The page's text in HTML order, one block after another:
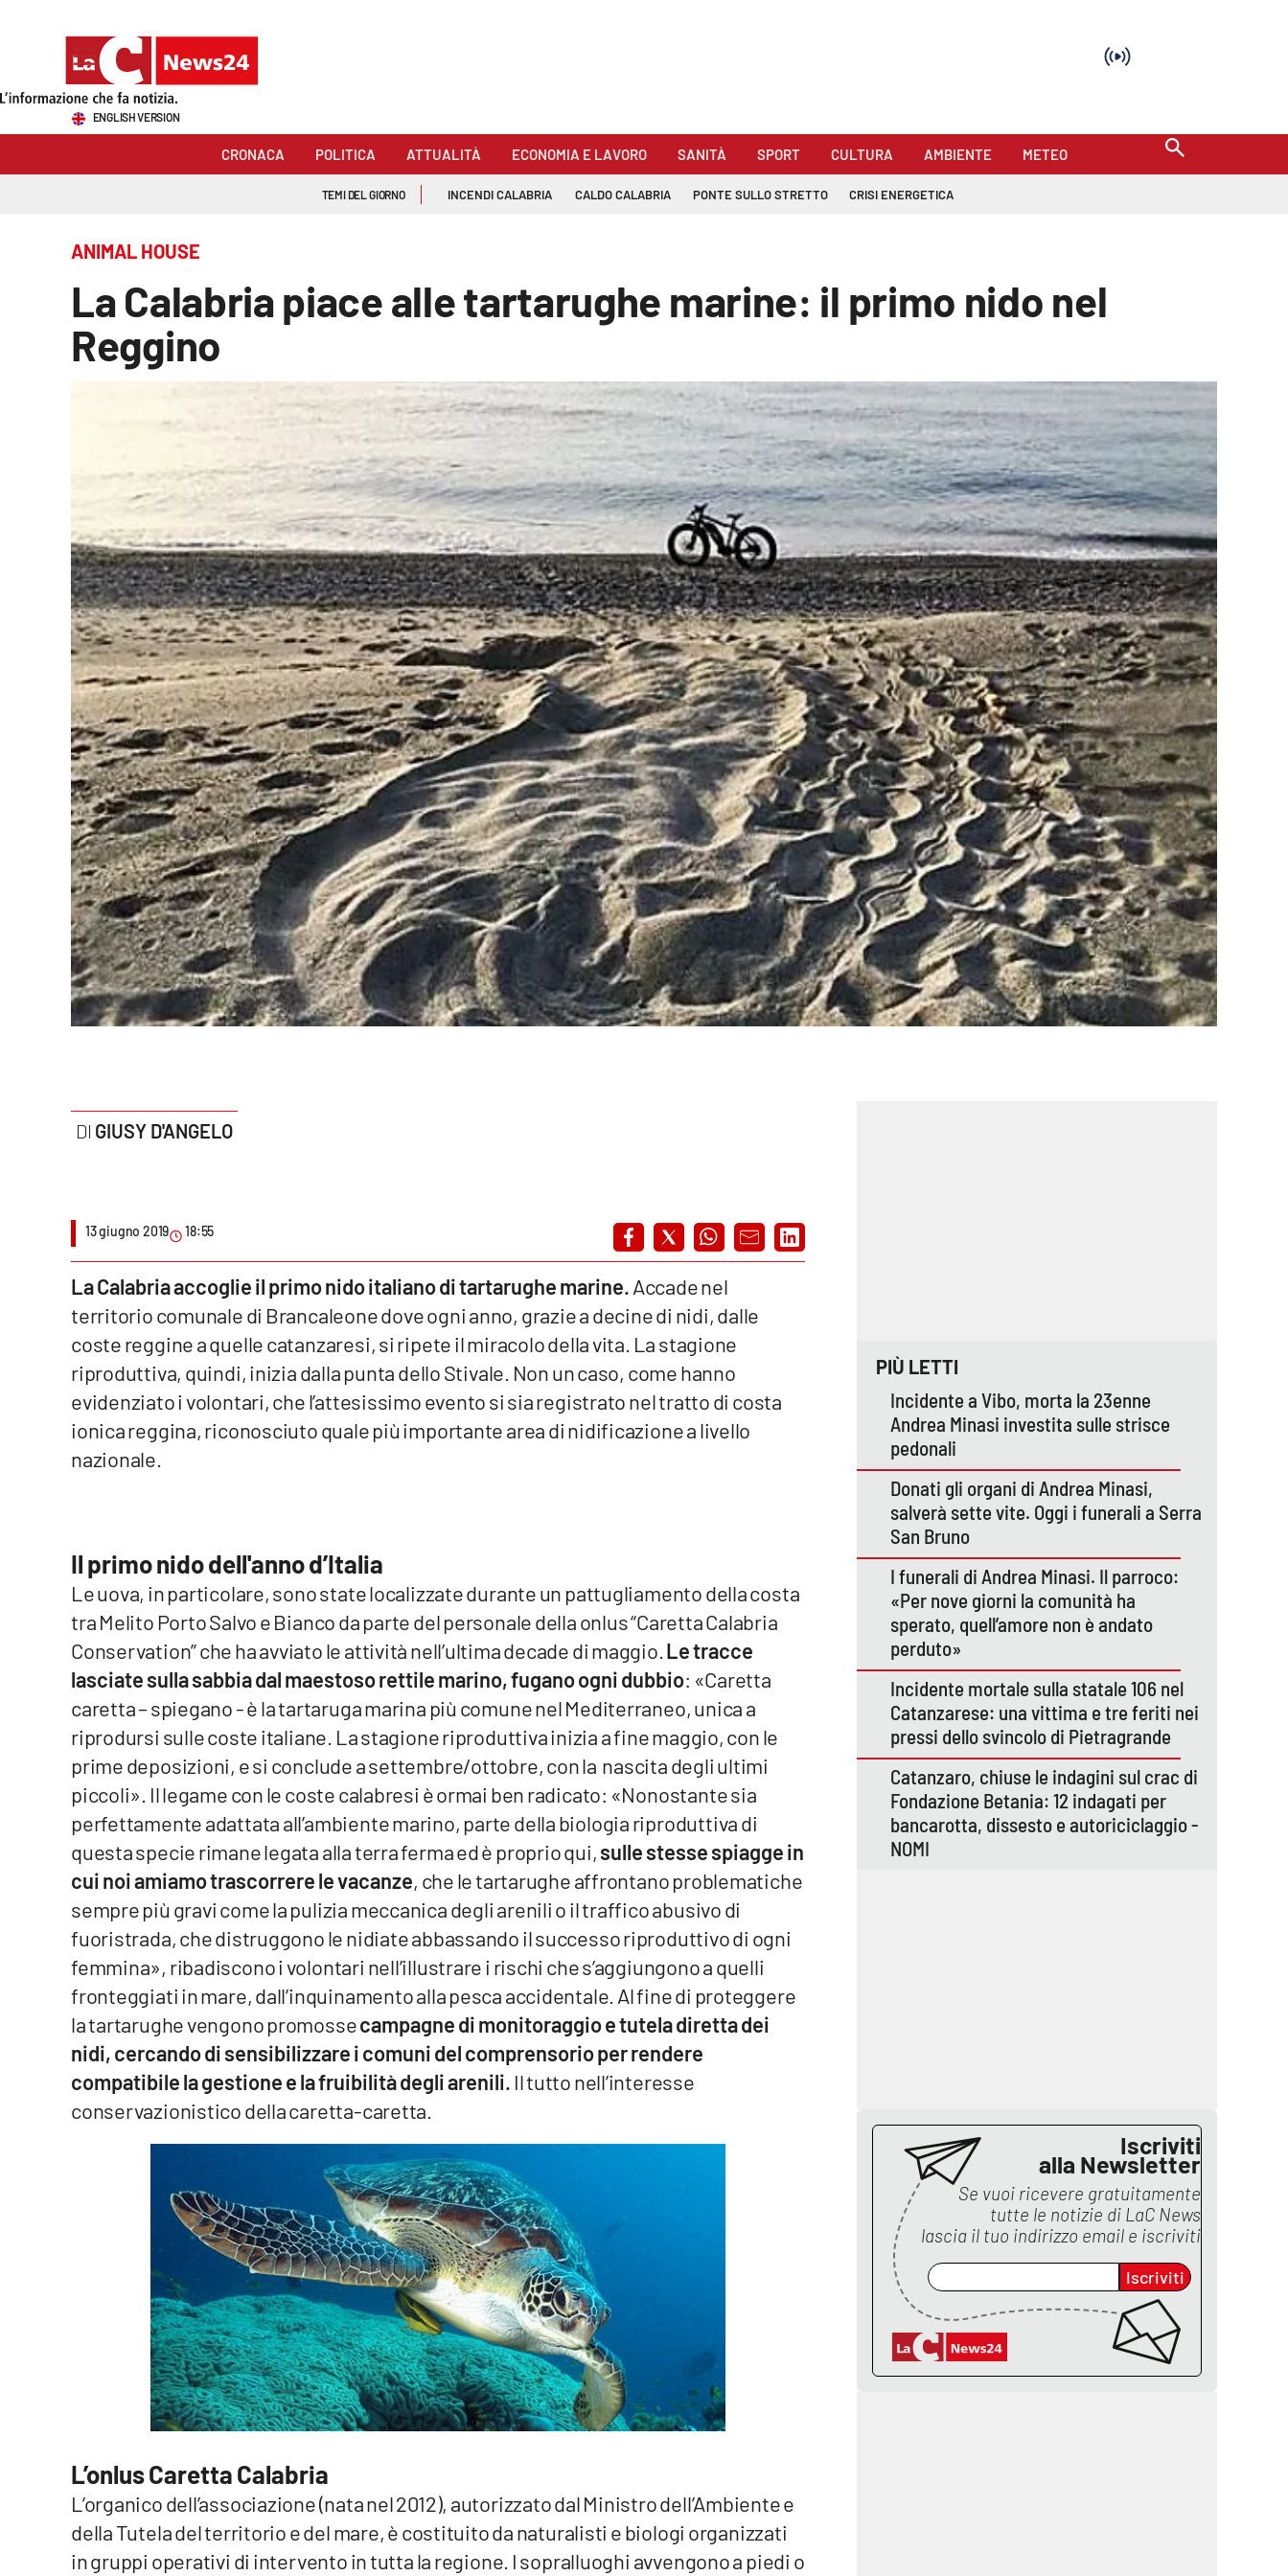
Sezioni
Economia e lavoro
Economia e Lavoro
Parchi Marini Calabria
Imprese Di Calabria
Venti di comunicazione
Streaming
LaC Network
Vibo Valentia
Lamezia Terme
Calabriavisione
Lacapitalenews.it
ENGLISH VERSION
CRONACA POLITICA ATTUALITÀ ECONOMIA E LAVORO SANITÀ SPORT CULTURA AMBIENTE METEO
TEMI DEL GIORNO INCENDI CALABRIA CALDO CALABRIA PONTE SULLO STRETTO CRISI ENERGETICA
ANIMAL HOUSE
La Calabria piace alle tartarughe marine: il primo nido nel
Reggino
GIUSY D'ANGELO
13 giugno 2019 18:55
La Calabria accoglie il primo nido italiano di tartarughe marine.Accade nel
territorio comunale di Brancaleone dove ogni anno, grazie a decine di nidi, dalle
coste reggine a quelle catanzaresi, si ripete il miracolo della vita. La stagione
riproduttiva, quindi, inizia dalla punta dello Stivale. Non un caso, come hanno
evidenziato i volontari, che l’attesissimo evento si sia registrato nel tratto di costa
ionica reggina, riconosciuto quale più importante area di nidificazione a livello
nazionale.
Il primo nido dell'anno d’Italia
Le uova, in particolare, sono state localizzate durante un pattugliamento della costa
tra Melito Porto Salvo e Bianco da parte del personale della onlus “Caretta Calabria
Conservation” che ha avviato le attività nell’ultima decade di maggio. Le tracce
lasciate sulla sabbia dal maestoso rettile marino, fugano ogni dubbio: «Caretta
caretta – spiegano - è la tartaruga marina più comune nel Mediterraneo, unica a
riprodursi sulle coste italiane. La stagione riproduttiva inizia a fine maggio, con le
prime deposizioni, e si conclude a settembre/ottobre, con la nascita degli ultimi
piccoli». Il legame con le coste calabresi è ormai ben radicato: «Nonostante sia
perfettamente adattata all’ambiente marino, parte della biologia riproduttiva di
questa specie rimane legata alla terra ferma ed è proprio qui,sulle stesse spiagge in
cui noi amiamo trascorrere le vacanze, che le tartarughe affrontano problematiche
sempre più gravi come la pulizia meccanica degli arenili o il traffico abusivo di
fuoristrada, che distruggono le nidiate abbassando il successo riproduttivo di ogni
femmina», ribadiscono i volontari nell’illustrare i rischi che s’aggiungono a quelli
fronteggiati in mare, dall’inquinamento alla pesca accidentale. Al fine di proteggere
la tartarughe vengono promossecampagne di monitoraggio e tutela diretta dei
nidi, cercando di sensibilizzare i comuni del comprensorio per rendere
compatibile la gestione e la fruibilità degli arenili. Il tutto nell’interesse
conservazionistico della caretta-caretta.
L’onlus Caretta Calabria
L’organico dell’associazione (nata nel 2012), autorizzato dal Ministro dell’Ambiente e
della Tutela del territorio e del mare, è costituito da naturalisti e biologi organizzati
in gruppi operativi di intervento in tutta la regione. I sopralluoghi avvengono a piedi o
PIÙ LETTI
Incidente a Vibo, morta la 23enne
Andrea Minasi investita sulle strisce
pedonali
Donati gli organi di Andrea Minasi,
salverà sette vite. Oggi i funerali a Serra
San Bruno
I funerali di Andrea Minasi. Il parroco:
«Per nove giorni la comunità ha
sperato, quell’amore non è andato
perduto»
Incidente mortale sulla statale 106 nel
Catanzarese: una vittima e tre feriti nei
pressi dello svincolo di Pietragrande
Catanzaro, chiuse le indagini sul crac di
Fondazione Betania: 12 indagati per
bancarotta, dissesto e autoriciclaggio -
NOMI
Iscriviti
alla Newsletter
Se vuoi ricevere gratuitamente
tutte le notizie di LaC News
lascia il tuo indirizzo email e iscriviti
Iscriviti